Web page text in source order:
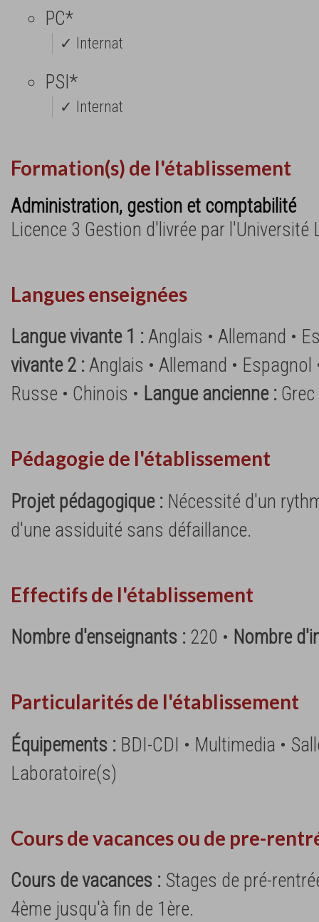
PC*
✓ Internat
PSI*
✓ Internat
Formation(s) de l'établissement
Administration, gestion et comptabilité
Licence 3 Gestion d'livrée par l'Université
Langues enseignées
Langue vivante 1 :Anglais • Allemand •
vivante 2 :Anglais • Allemand • Espagnol
Russe • Chinois • Langue ancienne :
Pédagogie de l'établissement
Projet pédagogique : Nécessité d'un
d'une assiduité sans défaillance.
Effectifs de l'établissement
Nombre d'enseignants : 220 • Nombre
Particularités de l'établissement
Équipements : BDI-CDI • Multimedia •
Laboratoire(s)
Cours de vacances ou de pre-
Cours de vacances : Stages de pré-
4ème jusqu'à fin de 1ère.